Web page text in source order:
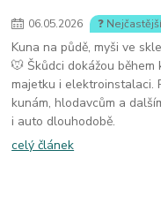
06.05.2026 ❓
Kuna na půdě, myši ve
🐭 Škůdci dokážou
majetku i elektroinstalaci.
kunám, hlodavcům a
i auto dlouhodobě.
celý článek